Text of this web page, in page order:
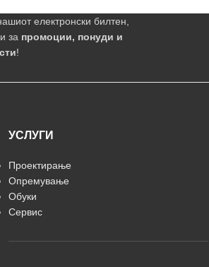
електронски билтен,
за промоции, понуди и
!
УСЛУГИ
Проектирање
Опремување
Обуки
Сервис